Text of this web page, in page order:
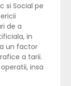
si Social pe
de a
in
un factor
a tarii.
insa